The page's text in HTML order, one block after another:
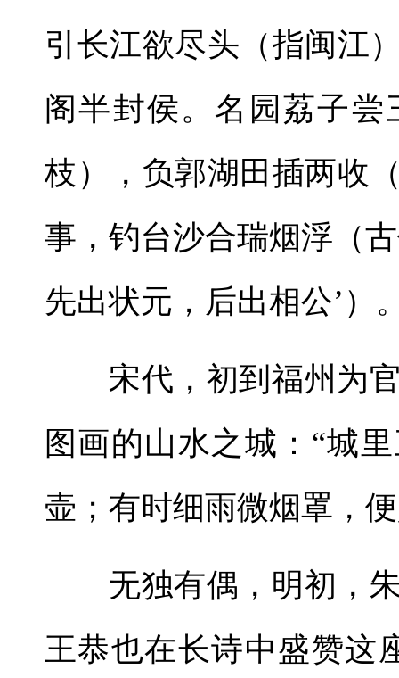
引长江欲尽头（指闽江
阁半封侯。名园荔子
枝），负郭湖田插两收
事，钓台沙合瑞烟浮（
先出状元，后出相公’）
宋代，初到福州为
图画的山水之城：“城
壶；有时细雨微烟罩，
无独有偶，明初，
王恭也在长诗中盛赞这